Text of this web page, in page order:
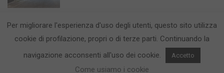
CronacaFlegrea testata giornalistica - aut. Tribunale di Napoli n. 34 del
23/05/2012.Info e Contatti
Per migliorare l'esperienza d'uso degli utenti, questo sito utilizza
cookie di profilazione, propri o di terze parti. Continuando la
navigazione acconsenti all'uso dei cookie.
Accetto
Come usiamo i cookie